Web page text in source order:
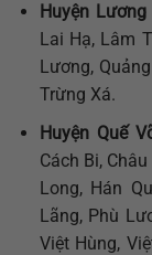
Huyện Lương
Lai Hạ, Lâm
Lương,
Trừng Xá.
Huyện Quế
Cách Bi,
Long, Hán
Lãng, Phù
Việt Hùng,